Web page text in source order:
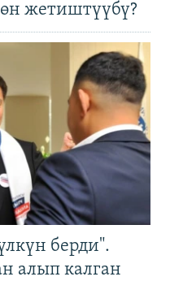
жетиштүүбү?
берди".
алып калган